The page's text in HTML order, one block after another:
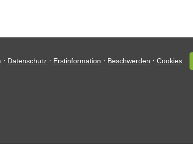
· Datenschutz · Erstinformation · Beschwerden · Cookies